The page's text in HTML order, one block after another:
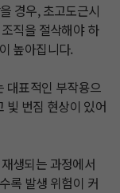
경우, 초고도근시
직을 절삭해야 하
높아집니다.
대표적인 부작용으
빛 번짐 현상이 있어
생되는 과정에서
록 발생 위험이 커